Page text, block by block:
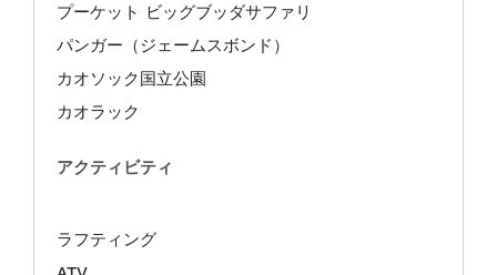
プーケット ビッグブッダサファリ
パンガー（ジェームスボンド）
カオソック国立公園
カオラック
アクティビティ
ラフティング